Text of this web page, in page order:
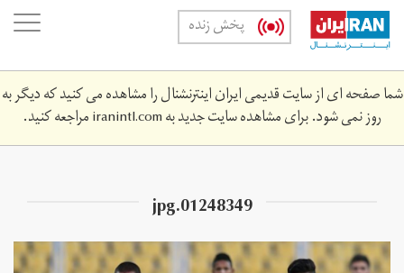
Skip
main
content
پخش زنده
شما صفحه ای از سایت قدیمی ایران اینترنشنال را مشاهده می کنید که دیگر به
روز نمی شود. برای مشاهده سایت جدید بهiranintl.comمراجعه کنید.
01248349.jpg